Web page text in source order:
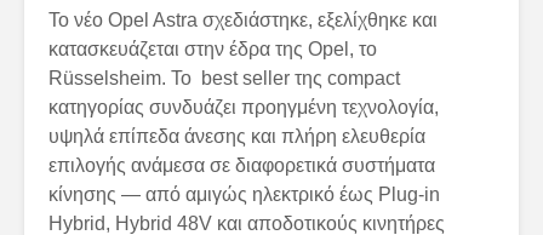
Το νέο Opel Astra σχεδιάστηκε, εξελίχθηκε και
κατασκευάζεται στην έδρα της Opel, το
Rüsselsheim. Το best seller της compact
κατηγορίας συνδυάζει προηγμένη τεχνολογία,
υψηλά επίπεδα άνεσης και πλήρη ελευθερία
επιλογής ανάμεσα σε διαφορετικά συστήματα
κίνησης — από αμιγώς ηλεκτρικό έως Plug-in
Hybrid, Hybrid 48V και αποδοτικούς κινητήρες